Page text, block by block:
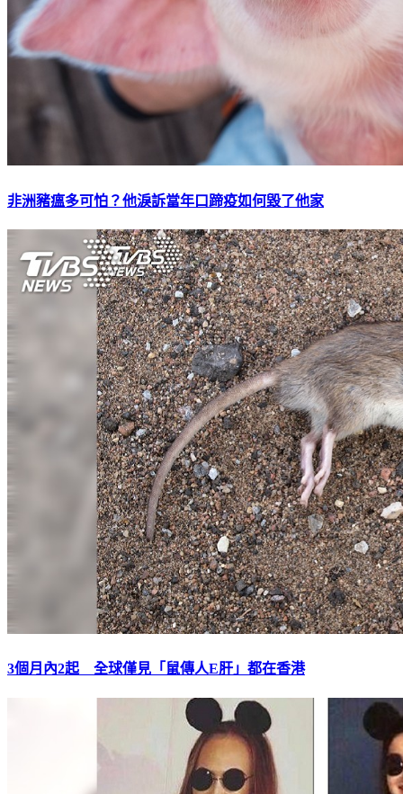
非洲豬瘟多可怕？他淚訴當年口蹄疫如何毀了他家
3個月內2起 全球僅見「鼠傳人E肝」都在香港